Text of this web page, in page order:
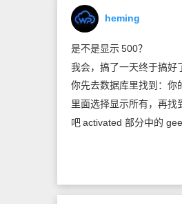
heming
是不是显示500？
我会，搞了一天终于搞好
你先去数据库里找到：你
里面选择显示所有，再找
吧 activated 部分中的